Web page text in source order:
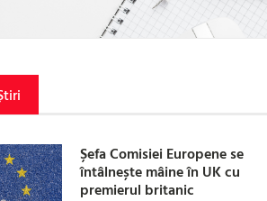
Șefa Comisiei Europene se
întâlnește mâine în UK cu
premierul britanic